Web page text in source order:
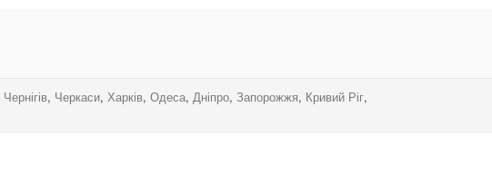
Чернігів, Черкаси, Харків, Одеса, Дніпро, Запорожжя, Кривий Ріг,